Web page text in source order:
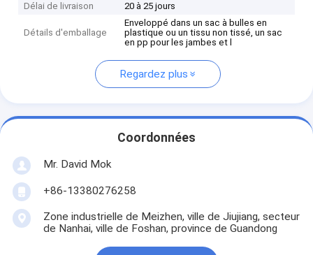
Délai de livraison 20 à 25 jours
Détails d'emballage
Enveloppé dans un sac à bulles en
plastique ou un tissu non tissé, un sac
en pp pour les jambes et l
Regardez plus
Coordonnées
Mr. David Mok
+86-13380276258
Zone industrielle de Meizhen, ville de Jiujiang, secteur
de Nanhai, ville de Foshan, province de Guandong